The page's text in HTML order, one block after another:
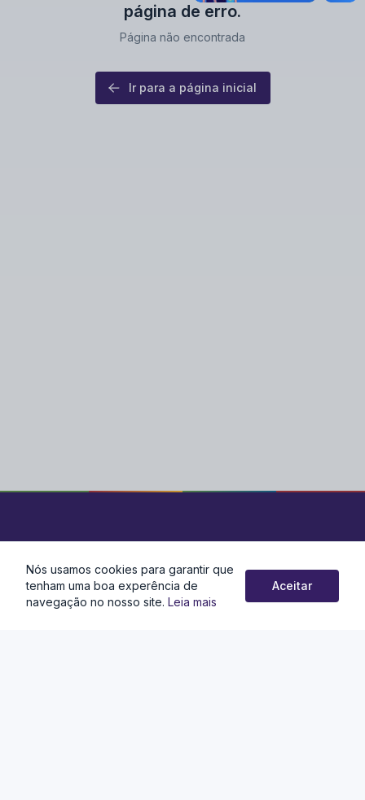
página de erro.
Página não encontrada
Ir para a página inicial
Localização
Gabinetes: Rua Cleber Soares de Andrade, 10, Centro,
Nós usamos cookies para garantir que
tenham uma boa experência de
navegação no nosso site. Leia mais
Aceitar